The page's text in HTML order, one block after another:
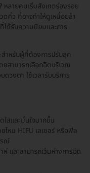
หลายคนเริ่มสังเกตร่องรอย
คิ้ว ที่อาจทำให้ดูเหนื่อยล้า
ได้รับความนิยมและการ
สำหรับผู้ที่ต้องการปรับลุค
ยสามารถเลือกฉีดบริเวณ
วงตา ใช้เวลารับบริการ
ใสและมั่นใจมากขึ้น
ไหม HIFU เลเซอร์ หรือฟิล
ณ์
ห์ และสามารถเว้นห่างการฉีด